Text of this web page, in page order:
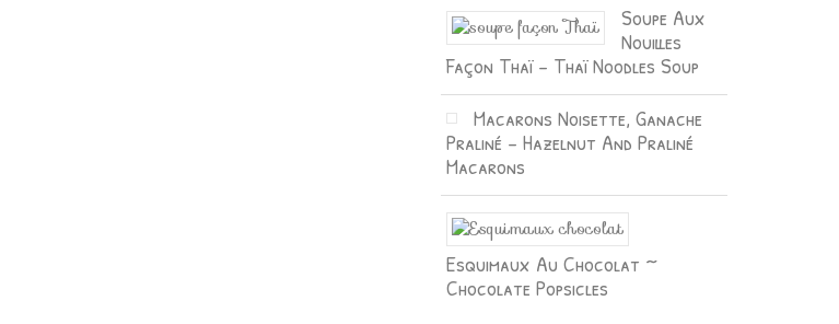
Soupe Aux
Nouilles
Façon Thaï – Thaï Noodles Soup
Macarons Noisette, Ganache
Praliné – Hazelnut And Praliné
Macarons
Esquimaux Au Chocolat ~
Chocolate Popsicles